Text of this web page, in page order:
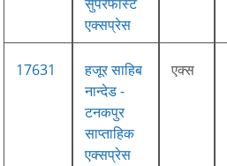
एक्सप्रेस
17631
हजूर साहिब
नान्देड -
टनकपुर
साप्ताहिक
एक्सप्रेस
एक्स